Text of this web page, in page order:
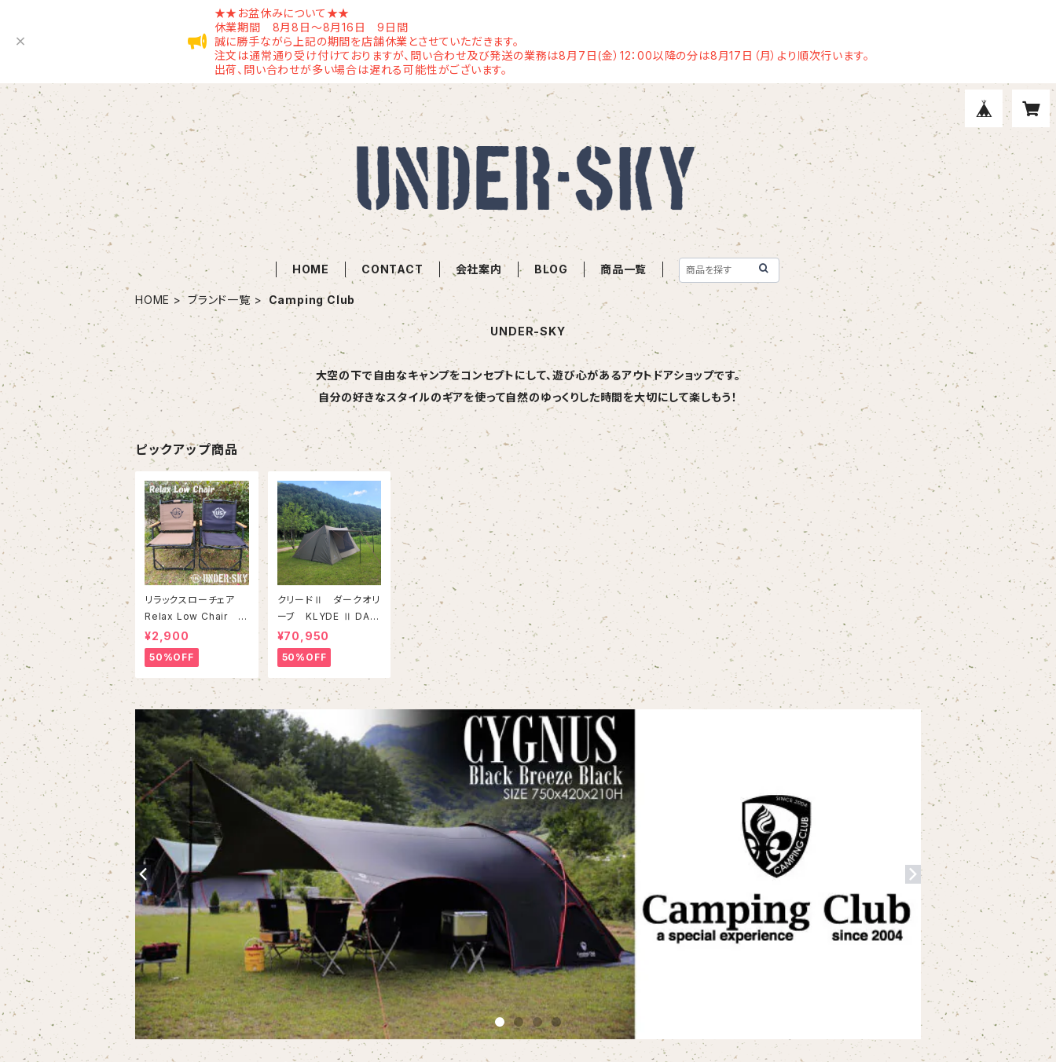
★★お盆休みについて★★
休業期間 8月8日～8月16日 9日間
誠に勝手ながら上記の期間を店舗休業とさせていただきます。
注文は通常通り受け付けておりますが、問い合わせ及び発送の業務は8月7日(金）12：00以降の分は8月17日（月）より順次行います。
出荷、問い合わせが多い場合は遅れる可能性がございます。
HOME CONTACT 会社案内 BLOG 商品一覧
HOME ブランド一覧 Camping Club
UNDER-SKY
大空の下で自由なキャンプをコンセプトにして、遊び心があるアウトドアショップです。
自分の好きなスタイルのギアを使って自然のゆっくりした時間を大切にして楽しもう！
ピックアップ商品
リラックスローチェア
Relax Low Chair U
NDER-SKY /アンダー
スカイ
¥2,900
50%OFF
クリードⅡ ダークオリ
ーブ KLYDE Ⅱ DAR
K OLIVE CAMPING
CLUB/キャンピングク
ラブ
¥70,950
50%OFF